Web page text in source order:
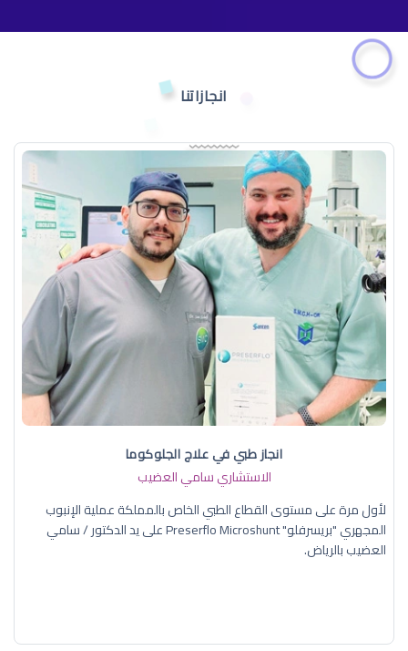
انجازاتنا
انجاز طبي في علاج الجلوكوما
الاستشاري سامي العضيب
لأول مرة على مستوى القطاع الطبي الخاص بالمملكة عملية الإنبوب
المجهري "بريسرفلو" Preserflo Microshunt على يد الدكتور / سامي
العضيب بالرياض.